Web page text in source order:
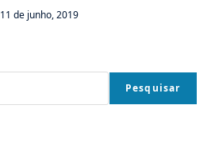
11 de junho, 2019
Pesquisar